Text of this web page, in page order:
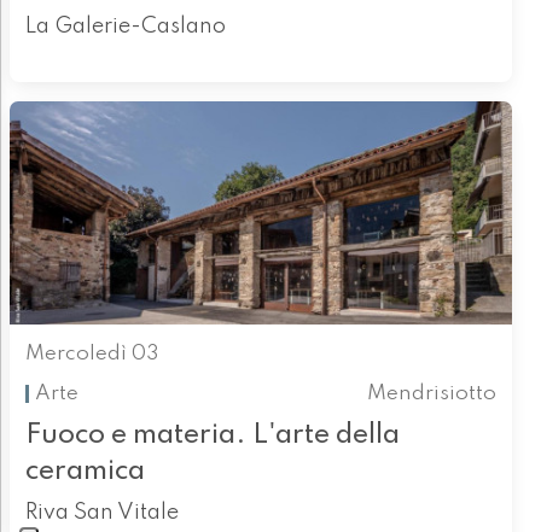
La Galerie-Caslano
Mercoledì 03
Arte
Mendrisiotto
Fuoco e materia. L'arte della
ceramica
Riva San Vitale